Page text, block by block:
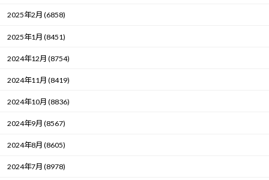
2025年2月 (6858)
2025年1月 (8451)
2024年12月 (8754)
2024年11月 (8419)
2024年10月 (8836)
2024年9月 (8567)
2024年8月 (8605)
2024年7月 (8978)